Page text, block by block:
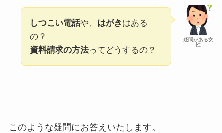
疑問がある女
性
しつこい電話や、 はがき はある
の？
資料請求の方法ってどうするの？
このような疑問にお答えいたします。